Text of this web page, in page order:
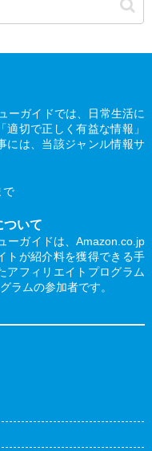
ーガイドでは、日常生活に
切で正しく有益な情報」
には、当該ジャンル情報サ
で
いて
ーガイドは、Amazon.co.jp
トが紹介料を獲得できる手
アフィリエイトプログラム
ラムの参加者です。